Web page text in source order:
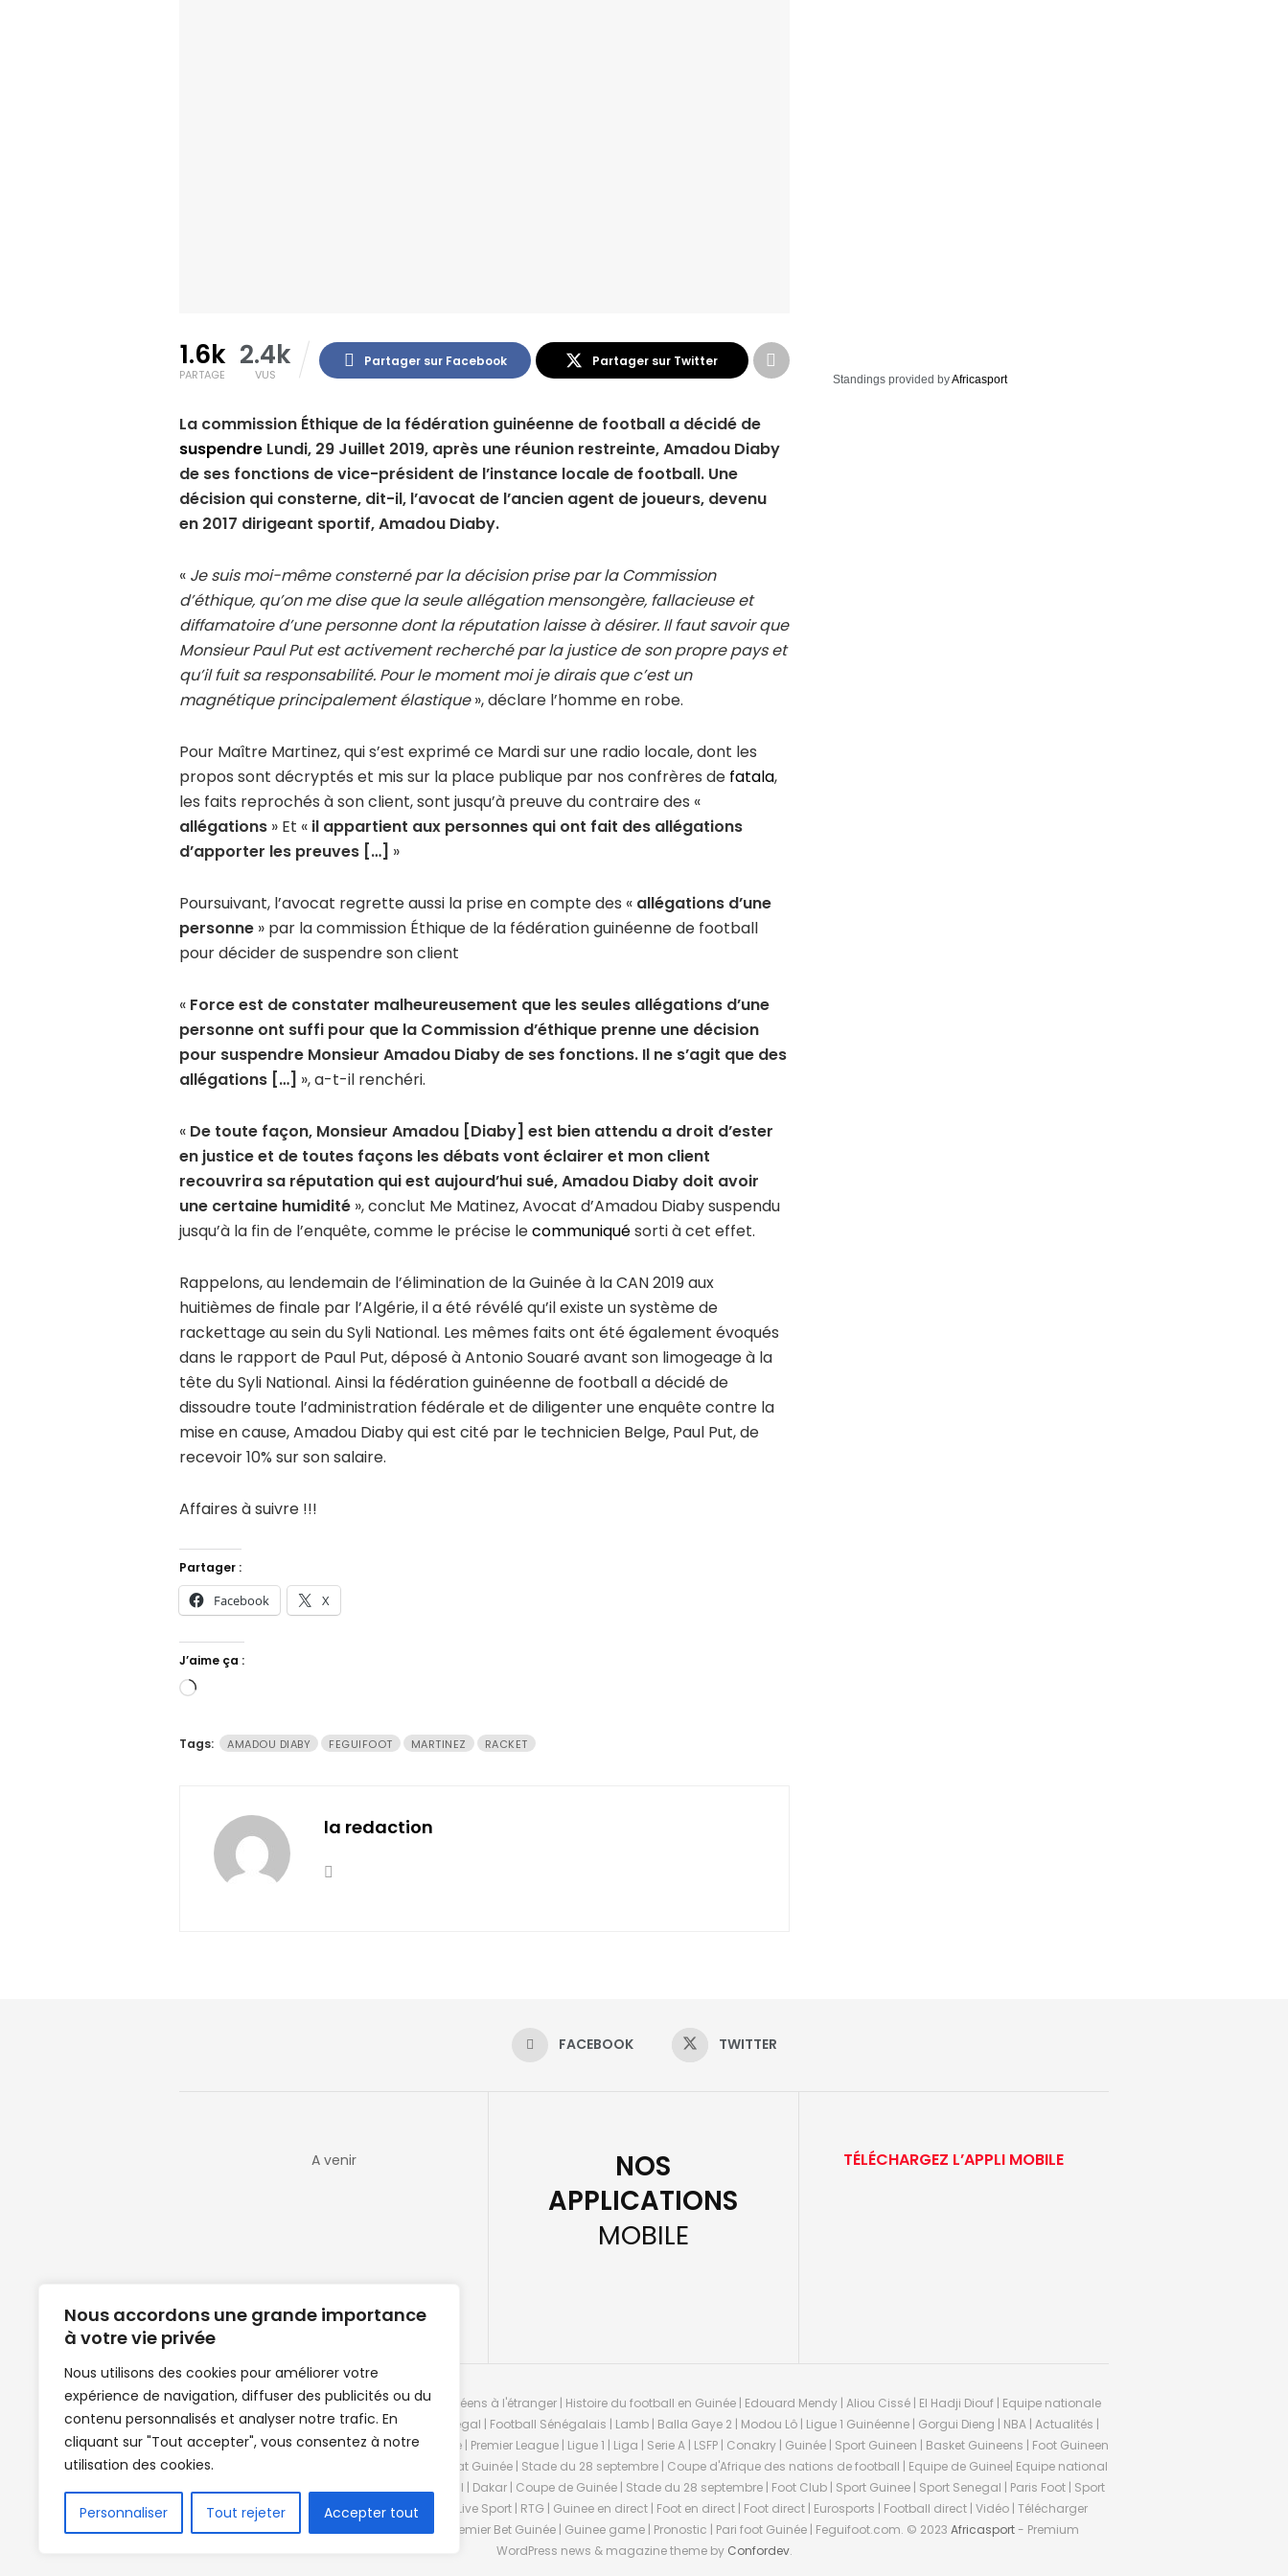
Nous accordons une grande importance
à votre vie privée
Nous utilisons des cookies pour améliorer votre
expérience de navigation, diffuser des publicités ou du
contenu personnalisés et analyser notre trafic. En
cliquant sur "Tout accepter", vous consentez à notre
utilisation des cookies.
Personnaliser Tout rejeter Accepter tout
1.6k
PARTAGE
2.4k
VUS
Partager sur Facebook Partager sur Twitter
La commission Éthique de la fédération guinéenne de football a décidé de
suspendre Lundi, 29 Juillet 2019, après une réunion restreinte, Amadou Diaby
de ses fonctions de vice-président de l’instance locale de football. Une
décision qui consterne, dit-il, l’avocat de l’ancien agent de joueurs, devenu
en 2017 dirigeant sportif, Amadou Diaby.
« Je suis moi-même consterné par la décision prise par la Commission
d’éthique, qu’on me dise que la seule allégation mensongère, fallacieuse et
diffamatoire d’une personne dont la réputation laisse à désirer. Il faut savoir que
Monsieur Paul Put est activement recherché par la justice de son propre pays et
qu’il fuit sa responsabilité. Pour le moment moi je dirais que c’est un
magnétique principalement élastique», déclare l’homme en robe.
Pour Maître Martinez, qui s’est exprimé ce Mardi sur une radio locale, dont les
propos sont décryptés et mis sur la place publique par nos confrères de fatala,
les faits reprochés à son client, sont jusqu’à preuve du contraire des «
allégations » Et « il appartient aux personnes qui ont fait des allégations
d’apporter les preuves […] »
Poursuivant, l’avocat regrette aussi la prise en compte des « allégations d’une
personne » par la commission Éthique de la fédération guinéenne de football
pour décider de suspendre son client
« Force est de constater malheureusement que les seules allégations d’une
personne ont suffi pour que la Commission d’éthique prenne une décision
pour suspendre Monsieur Amadou Diaby de ses fonctions. Il ne s’agit que des
allégations […] », a-t-il renchéri.
« De toute façon, Monsieur Amadou [Diaby] est bien attendu a droit d’ester
en justice et de toutes façons les débats vont éclairer et mon client
recouvrira sa réputation qui est aujourd’hui sué, Amadou Diaby doit avoir
une certaine humidité », conclut Me Matinez, Avocat d’Amadou Diaby suspendu
jusqu’à la fin de l’enquête, comme le précise lecommuniquésorti à cet effet.
Rappelons, au lendemain de l’élimination de la Guinée à la CAN 2019 aux
huitièmes de finale par l’Algérie, il a été révélé qu’il existe un système de
rackettage au sein du Syli National. Les mêmes faits ont été également évoqués
dans le rapport de Paul Put, déposé à Antonio Souaré avant son limogeage à la
tête du Syli National. Ainsi la fédération guinéenne de football a décidé de
dissoudre toute l’administration fédérale et de diligenter une enquête contre la
mise en cause, Amadou Diaby qui est cité par le technicien Belge, Paul Put, de
recevoir 10% sur son salaire.
Affaires à suivre !!!
Partager :
Facebook X
J’aime ça :
Chargement…
Tags: AMADOU DIABY FEGUIFOOT MARTINEZ RACKET
la redaction
Standings provided byAfricasport
FACEBOOK TWITTER
A venir
NOS
APPLICATIONS
MOBILE
TÉLÉCHARGEZ L’APPLI MOBILE
Clubs de football en Guinée | Footballeurs guinéens à l'étranger | Histoire du football en Guinée | Edouard Mendy | Aliou Cissé | El Hadji Diouf | Equipe nationale
de Guinée de football | Mercato | Lions du Sénégal | Football Sénégalais | Lamb | Balla Gaye 2 | Modou Lô | Ligue 1 Guinéenne | Gorgui Dieng | NBA | Actualités |
News | Match en direct | But | Actualité au Guinée | Premier League | Ligue 1 | Liga | Serie A | LSFP | Conakry | Guinée | Sport Guineen | Basket Guineens | Foot Guineen
| Handball Guinee | Match Guinee | Championnat Guinée | Stade du 28 septembre | Coupe d'Afrique des nations de football | Equipe de Guinee| Equipe national
de Guinée | Senegal Equipe | Guinée | Le Senegal | Dakar | Coupe de Guinée | Stade du 28 septembre | Foot Club | Sport Guinee | Sport Senegal | Paris Foot | Sport
en direct | Boxe | Sénégal Dakar | La Guinée | Live Sport | RTG | Guinee en direct | Foot en direct | Foot direct | Eurosports | Football direct | Vidéo | Télécharger
Africasport | Clubs de football guinéens | Premier Bet Guinée | Guinee game | Pronostic | Pari foot Guinée | Feguifoot.com. © 2023 Africasport- Premium
WordPress news & magazine theme by Confordev.